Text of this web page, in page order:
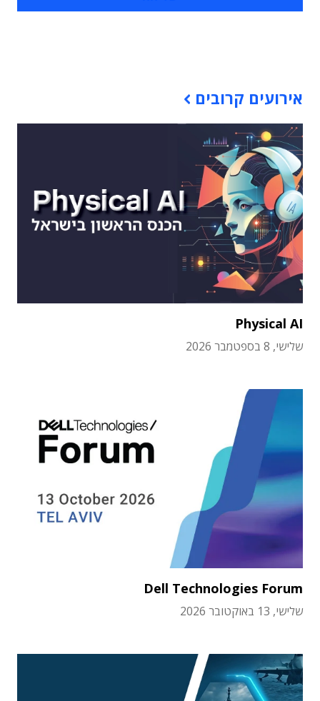
אירועים קרובים
Physical AI
שלישי, 8 בספטמבר 2026
Dell Technologies Forum
שלישי, 13 באוקטובר 2026